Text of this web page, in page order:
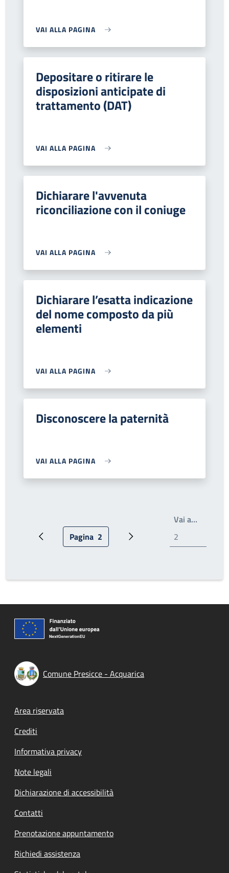
VAI ALLA PAGINA
Depositare o ritirare le
disposizioni anticipate di
trattamento (DAT)
VAI ALLA PAGINA
Dichiarare l'avvenuta
riconciliazione con il coniuge
VAI ALLA PAGINA
Dichiarare l’esatta indicazione
del nome composto da più
elementi
VAI ALLA PAGINA
Disconoscere la paternità
VAI ALLA PAGINA
Pagina precedentePagina attuale
Pagina 2 Prossima pagina
Vai a…
Comune Presicce - Acquarica
Footer menu
Area riservata
Crediti
Informativa privacy
Note legali
Dichiarazione di accessibilità
Contatti
Prenotazione appuntamento
Richiedi assistenza